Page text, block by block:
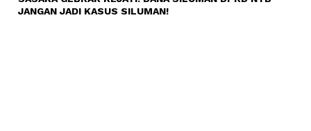
JANGAN JADI KASUS SILUMAN!